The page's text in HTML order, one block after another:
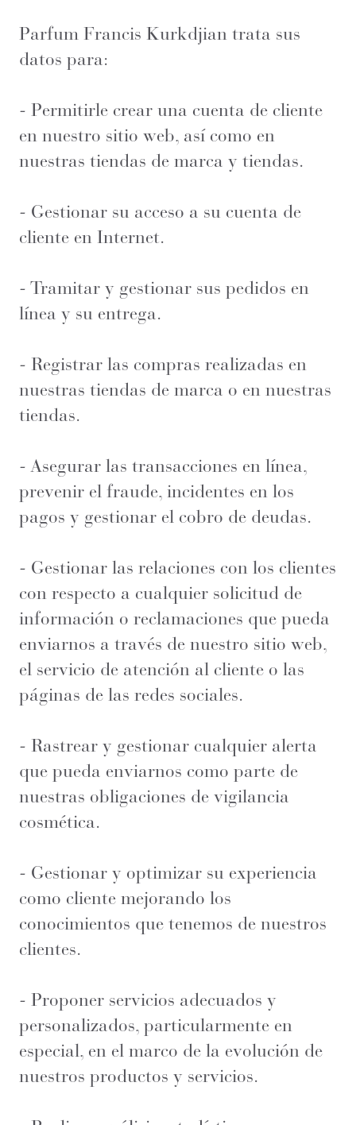
Parfum Francis Kurkdjian trata sus
datos para:
- Permitirle crear una cuenta de cliente
en nuestro sitio web, así como en
nuestras tiendas de marca y tiendas.
- Gestionar su acceso a su cuenta de
cliente en Internet.
- Tramitar y gestionar sus pedidos en
línea y su entrega.
- Registrar las compras realizadas en
nuestras tiendas de marca o en nuestras
tiendas.
- Asegurar las transacciones en línea,
prevenir el fraude, incidentes en los
pagos y gestionar el cobro de deudas.
- Gestionar las relaciones con los clientes
con respecto a cualquier solicitud de
información o reclamaciones que pueda
enviarnos a través de nuestro sitio web,
el servicio de atención al cliente o las
páginas de las redes sociales.
- Rastrear y gestionar cualquier alerta
que pueda enviarnos como parte de
nuestras obligaciones de vigilancia
cosmética.
- Gestionar y optimizar su experiencia
como cliente mejorando los
conocimientos que tenemos de nuestros
clientes.
- Proponer servicios adecuados y
personalizados, particularmente en
especial, en el marco de la evolución de
nuestros productos y servicios.